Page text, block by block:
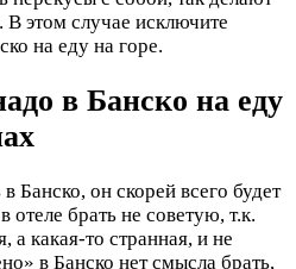
этом случае исключите
на еду на горе.
в Банско на еду
Банско, он скорей всего будет
брать не советую, т.к.
а какая-то странная, и не
в Банско нет смысла брать,